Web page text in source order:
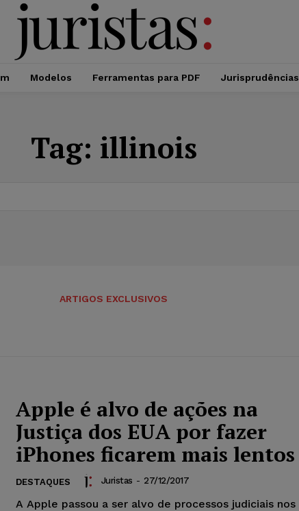
Modelos Ferramentas para PDF Jurisprudências
Tag: illinois
ARTIGOS EXCLUSIVOS
Apple é alvo de ações na
Justiça dos EUA por fazer
iPhones ficarem mais lentos
DESTAQUES Juristas - 27/12/2017
A Apple passou a ser alvo de processos judiciais nos